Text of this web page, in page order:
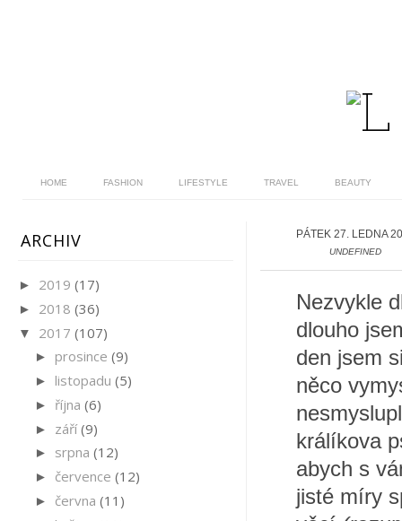
HOME FASHION LIFESTYLE TRAVEL BEAUTY
PÁTEK 27. LEDNA
UNDEFINED
Nezvykle
dlouho
den jsem
něco
králíkova
abych s
jisté míry
ARCHIV
► 2019 (17)
► 2018 (36)
▼ 2017 (107)
► prosince (9)
► listopadu (5)
► října (6)
► září(9)
► srpna (12)
► července (12)
► června (11)